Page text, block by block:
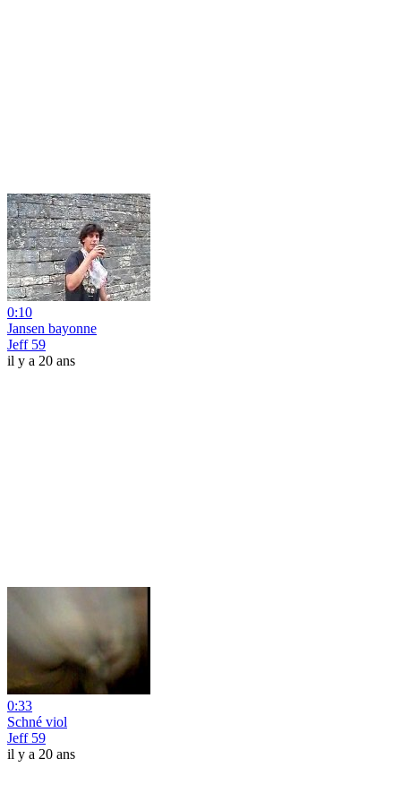
0:10
Jansen bayonne
Jeff 59
il y a 20 ans
0:33
Schné viol
Jeff 59
il y a 20 ans